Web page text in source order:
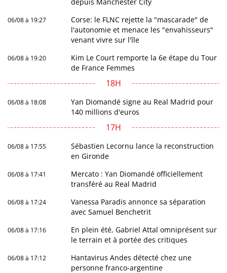
06/08 à 19:27
Corse: le FLNC rejette la "mascarade" de
l'autonomie et menace les "envahisseurs"
venant vivre sur l'île
06/08 à 19:20
Kim Le Court remporte la 6e étape du Tour
de France Femmes
18H
06/08 à 18:08
Yan Diomandé signe au Real Madrid pour
140 millions d'euros
17H
06/08 à 17:55
Sébastien Lecornu lance la reconstruction
en Gironde
06/08 à 17:41
Mercato : Yan Diomandé officiellement
transféré au Real Madrid
06/08 à 17:24
Vanessa Paradis annonce sa séparation
avec Samuel Benchetrit
06/08 à 17:16
En plein été, Gabriel Attal omniprésent sur
le terrain et à portée des critiques
06/08 à 17:12
Hantavirus Andes détecté chez une
personne franco-argentine